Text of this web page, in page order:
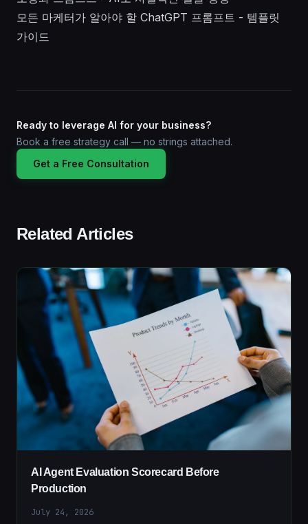
모든 마케터가 알아야 할 ChatGPT 프롬프트 - 템플릿
가이드
Ready to leverage AI for your business?
Book a free strategy call — no strings attached.
Get a Free Consultation
Related Articles
AI Agent Evaluation Scorecard Before
Production
July 24, 2026